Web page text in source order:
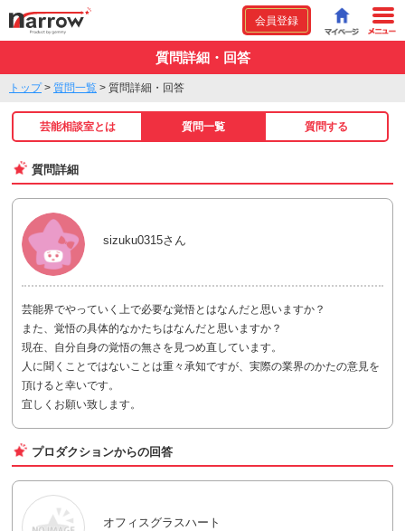
会員登録
質問詳細・回答
トップ> 質問一覧 > 質問詳細・回答
芸能相談室とは 質問一覧 質問する
質問詳細
sizuku0315さん
芸能界でやっていく上で必要な覚悟とはなんだと思いますか？
また、覚悟の具体的なかたちはなんだと思いますか？
現在、自分自身の覚悟の無さを見つめ直しています。
人に聞くことではないことは重々承知ですが、実際の業界のかたの意見を
頂けると幸いです。
宜しくお願い致します。
プロダクションからの回答
オフィスグラスハート